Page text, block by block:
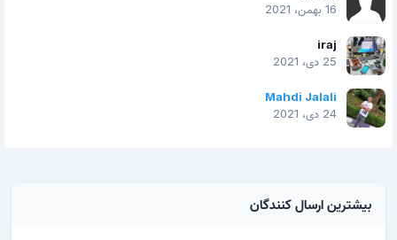
16 بهمن، 2021
iraj
25 دی، 2021
Mahdi Jalali
24 دی، 2021
بیشترین ارسال کنندگان